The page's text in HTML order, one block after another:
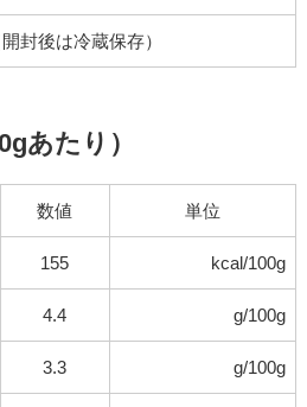
封後は冷蔵保存）
あたり）
数値 単位
155 kcal/100g
4.4 g/100g
3.3 g/100g